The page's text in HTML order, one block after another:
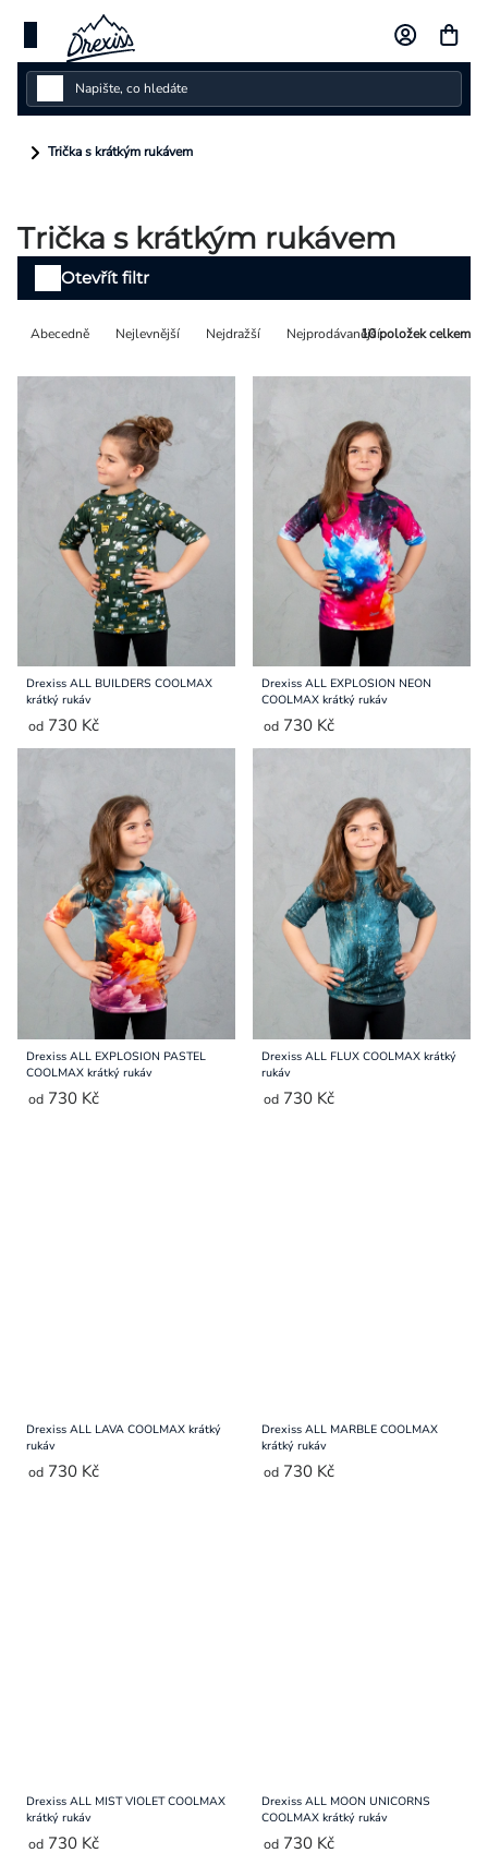
obsah
Dámské
Pánské
Kolekce
Dárkové poukazy
Přihlášení
Trička s krátkým rukávem
Trička s krátkým rukávem
Řazení
Abecedně Nejlevnější Nejdražší Nejprodávanější
10položek celkem
Otevřít filtr
Výpis
produktů
Drexiss ALL BUILDERS COOLMAX
krátký rukáv
od 730 Kč
Drexiss ALL EXPLOSION NEON
COOLMAX krátký rukáv
od 730 Kč
Drexiss ALL EXPLOSION PASTEL
COOLMAX krátký rukáv
od 730 Kč
Drexiss ALL FLUX COOLMAX krátký
rukáv
od 730 Kč
Drexiss ALL LAVA COOLMAX krátký
rukáv
od 730 Kč
Drexiss ALL MARBLE COOLMAX
krátký rukáv
od 730 Kč
Drexiss ALL MIST VIOLET COOLMAX
krátký rukáv
od 730 Kč
Drexiss ALL MOON UNICORNS
COOLMAX krátký rukáv
od 730 Kč